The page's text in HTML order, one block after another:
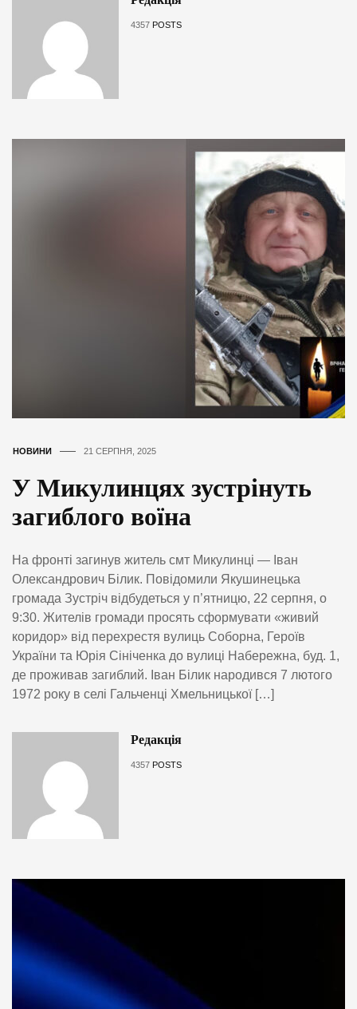
4357 POSTS
НОВИНИ 21 СЕРПНЯ, 2025
У Микулинцях зустрінуть
загиблого воїна
На фронті загинув житель смт Микулинці — Іван
Олександрович Білик. Повідомили Якушинецька
громада Зустріч відбудеться у п’ятницю, 22 серпня, о
9:30. Жителів громади просять сформувати «живий
коридор» від перехрестя вулиць Соборна, Героїв
України та Юрія Сініченка до вулиці Набережна, буд. 1,
де проживав загиблий. Іван Білик народився 7 лютого
1972 року в селі Гальченці Хмельницької […]
Редакція
4357 POSTS